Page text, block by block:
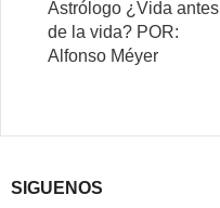
Astrólogo ¿Vida antes
de la vida? POR:
Alfonso Méyer
SIGUENOS